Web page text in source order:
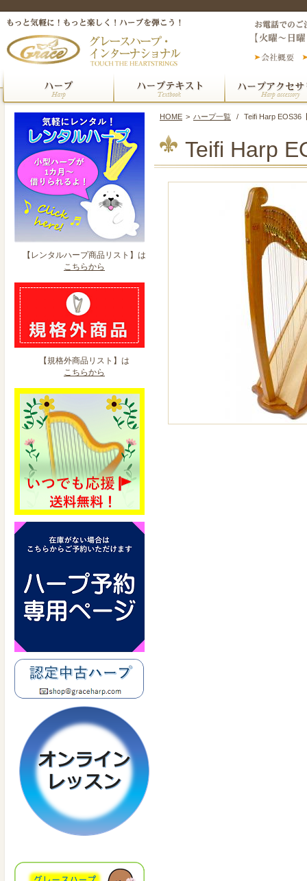
【レンタルハープ商品リスト】は
こちらから
【規格外商品リスト】は
こちらから
HOME > ハープ一覧 / Teifi Harp EOS36
Teifi Harp